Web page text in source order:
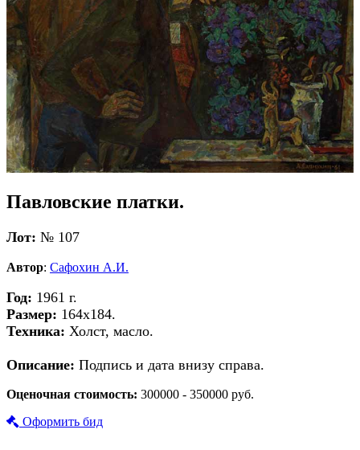
Павловские платки.
Лот: № 107
Автор: Сафохин А.И.
Год: 1961 г.
Размер: 164х184.
Техника: Холст, масло.
Описание: Подпись и дата внизу справа.
Оценочная стоимость: 300000 - 350000 руб.
Оформить бид